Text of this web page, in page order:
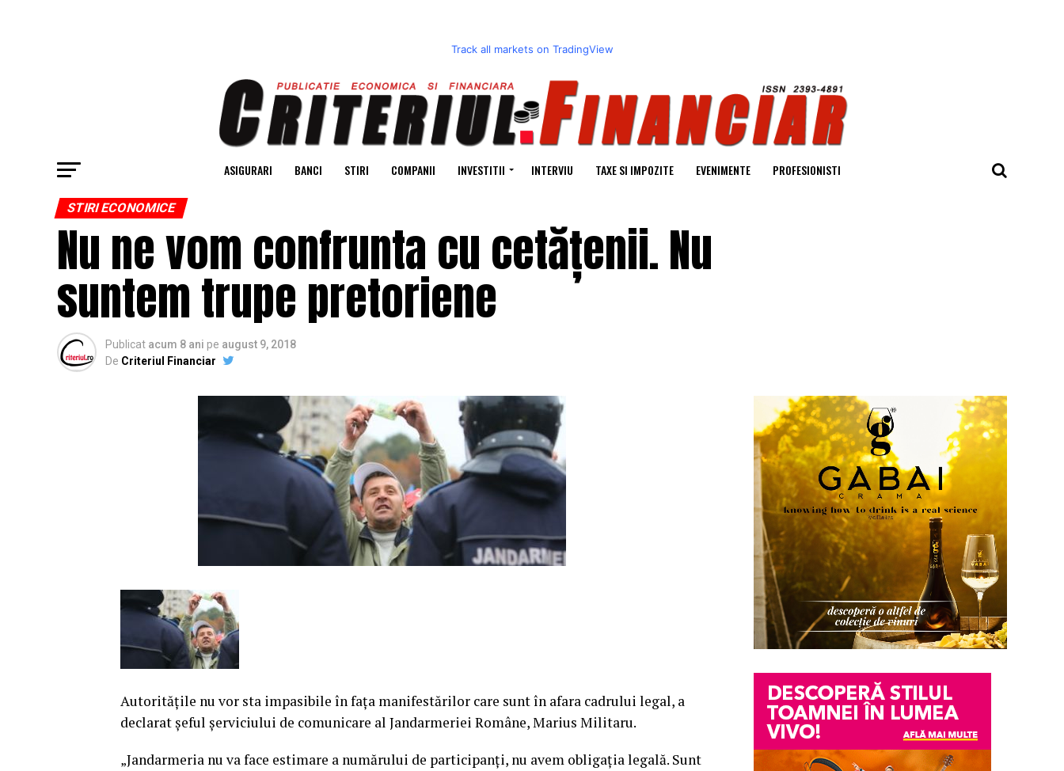
Track all markets on TradingView
ASIGURARI BANCI STIRI COMPANII INVESTITII INTERVIU TAXE SI IMPOZITE EVENIMENTE PROFESIONISTI
STIRI ECONOMICE
Nu ne vom confrunta cu cetățenii. Nu
suntem trupe pretoriene
Publicat acum 8 ani pe august 9, 2018
De Criteriul Financiar
Autorităţile nu vor sta impasibile în faţa manifestărilor care sunt în afara cadrului legal, a
declarat şeful şerviciului de comunicare al Jandarmeriei Române, Marius Militaru.
„Jandarmeria nu va face estimare a numărului de participanţi, nu avem obligaţia legală. Sunt